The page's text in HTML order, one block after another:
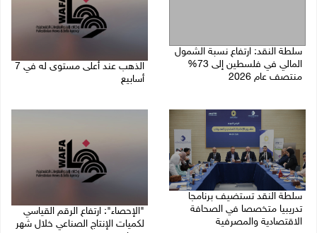
سلطة النقد: ارتفاع نسبة الشمول
المالي في فلسطين إلى 73%
منتصف عام 2026
الذهب عند أعلى مستوى له في 7
أسابيع
سلطة النقد تستضيف برنامجا
تدريبيا متخصصا في الصحافة
الاقتصادية والمصرفية
"الإحصاء": ارتفاع الرقم القياسي
لكميات الإنتاج الصناعي خلال شهر